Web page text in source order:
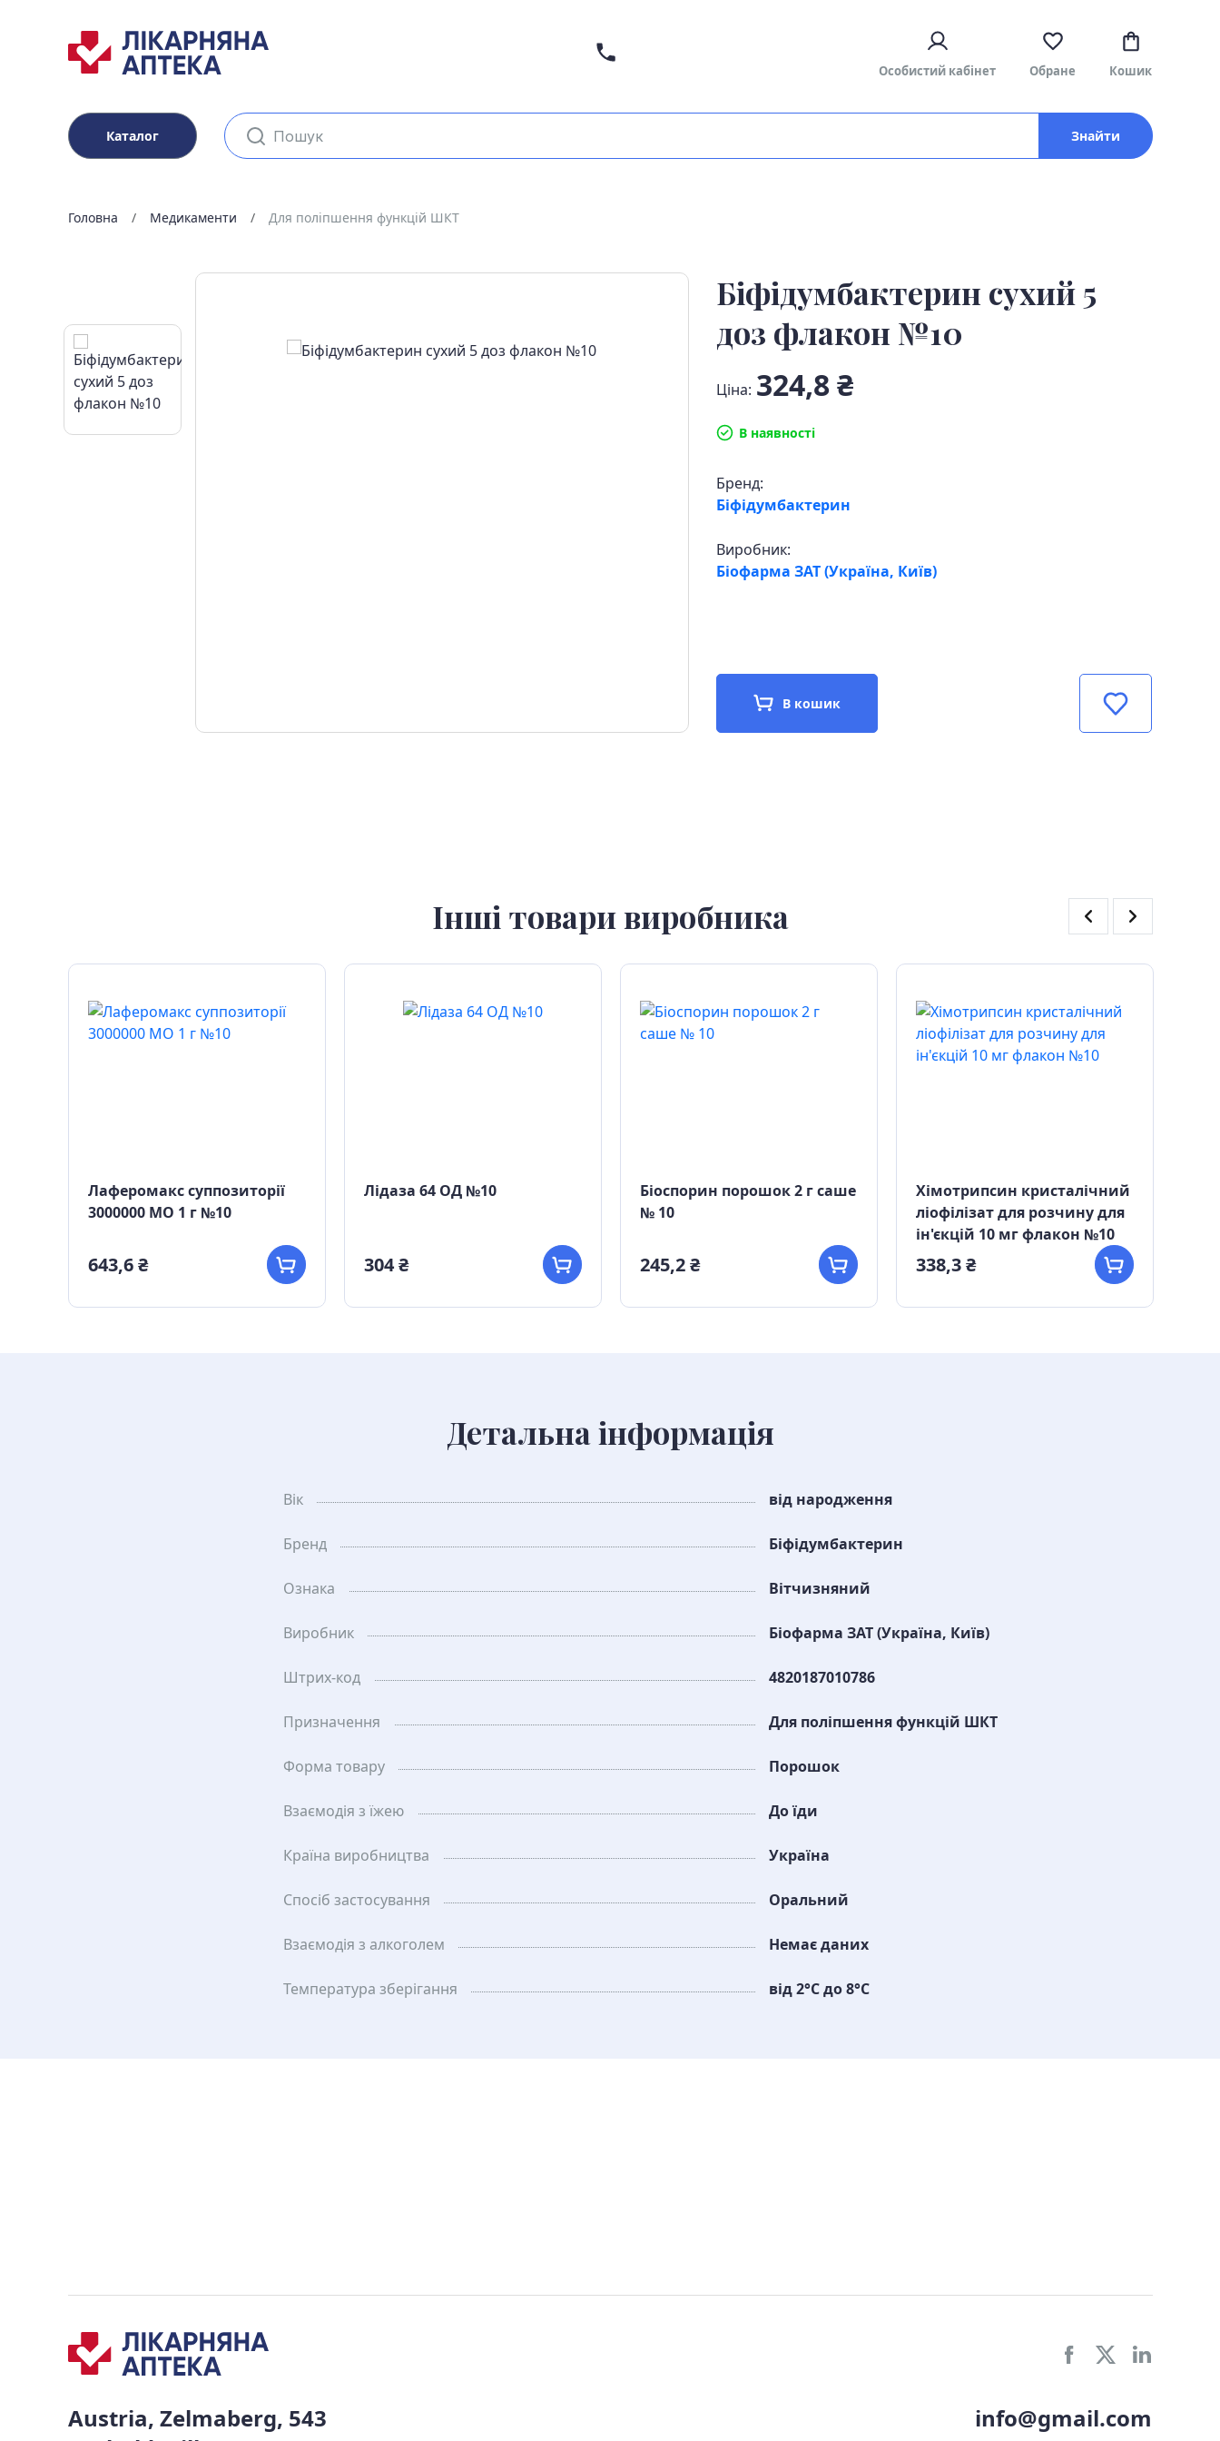
Особистий кабінет Обране Кошик
Каталог Знайти
Головна Медикаменти Для поліпшення функцій ШКТ
Біфідумбактерин сухий 5
доз флакон №10
Ціна: 324,8 ₴
В наявності
Бренд:
Біфідумбактерин
Виробник:
Біофарма ЗАТ (Україна, Київ)
В кошик
Інші товари виробника
Лаферомакс суппозиторії
3000000 МО 1 г №10
643,6 ₴
Лідаза 64 ОД №10
304 ₴
Біоспорин порошок 2 г саше
№ 10
245,2 ₴
Хімотрипсин кристалічний
ліофілізат для розчину для
ін'єкцій 10 мг флакон №10
338,3 ₴
Детальна інформація
Вік від народження
Бренд Біфідумбактерин
Ознака Вітчизняний
Виробник Біофарма ЗАТ (Україна, Київ)
Штрих-код 4820187010786
Призначення Для поліпшення функцій ШКТ
Форма товару Порошок
Взаємодія з їжею До їди
Країна виробництва Україна
Спосіб застосування Оральний
Взаємодія з алкоголем Немає даних
Температура зберiгання від 2°C до 8°C
Austria, Zelmaberg, 543
info@gmail.com